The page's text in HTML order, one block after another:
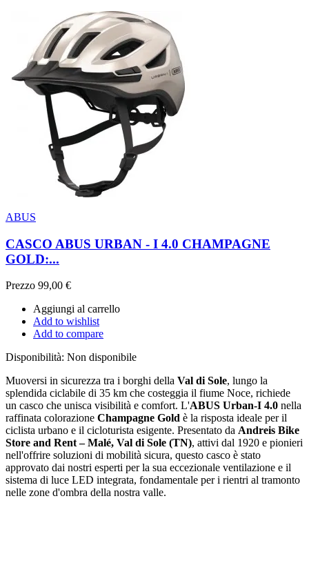
ABUS
CASCO ABUS URBAN - I 4.0 CHAMPAGNE
GOLD:...
Prezzo 99,00 €
Aggiungi al carrello
Add to wishlist
Add to compare
Disponibilità: Non disponibile
Muoversi in sicurezza tra i borghi della Val di Sole, lungo la
splendida ciclabile di 35 km che costeggia il fiume Noce, richiede
un casco che unisca visibilità e comfort. L'ABUS Urban-I 4.0 nella
raffinata colorazione Champagne Gold è la risposta ideale per il
ciclista urbano e il cicloturista esigente. Presentato da Andreis Bike
Store and Rent – Malé, Val di Sole (TN), attivi dal 1920 e pionieri
nell'offrire soluzioni di mobilità sicura, questo casco è stato
approvato dai nostri esperti per la sua eccezionale ventilazione e il
sistema di luce LED integrata, fondamentale per i rientri al tramonto
nelle zone d'ombra della nostra valle.